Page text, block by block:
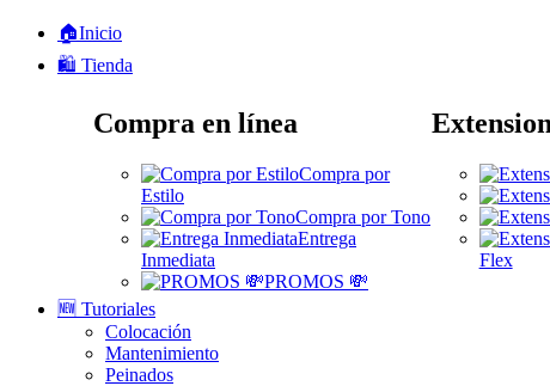
🏠Inicio
🛍️ Tienda
Compra en línea
Compra por
Estilo
Compra por Tono
Entrega
Inmediata
PROMOS 💸
Flex
🆕 Tutoriales
Colocación
Mantenimiento
Peinados